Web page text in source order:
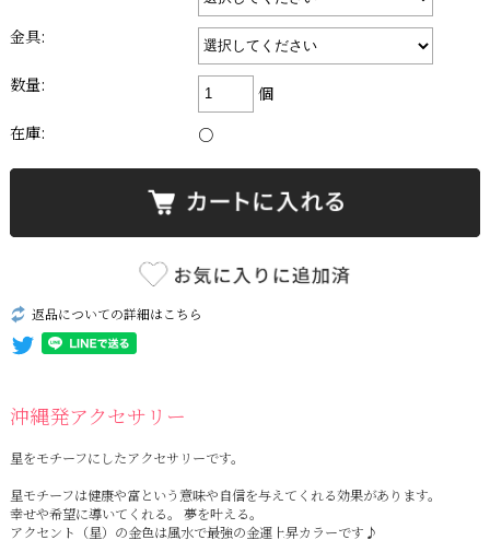
金具:
数量:
個
在庫:
○
返品についての詳細はこちら
沖縄発アクセサリー
星をモチーフにしたアクセサリーです。
星モチーフは健康や富という意味や自信を与えてくれる効果があります。
幸せや希望に導いてくれる。 夢を叶える。
アクセント（星）の金色は風水で最強の金運上昇カラーです♪